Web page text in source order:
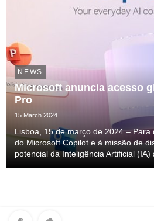
NEWS
Microsoft anuncia acesso
Pro
15 March 2024
Lisboa, 15 de março de 2024 –
do Microsoft Copilot e à missão de
potencial da Inteligência Artificial (IA)